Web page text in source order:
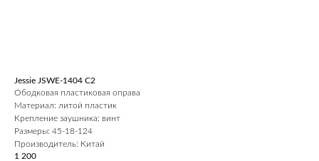
Jessie JSWE-1404 С2
Ободковая пластиковая оправа
Материал: литой пластик
Крепление заушника: винт
Размеры: 45-18-124
Производитель: Китай
1 200